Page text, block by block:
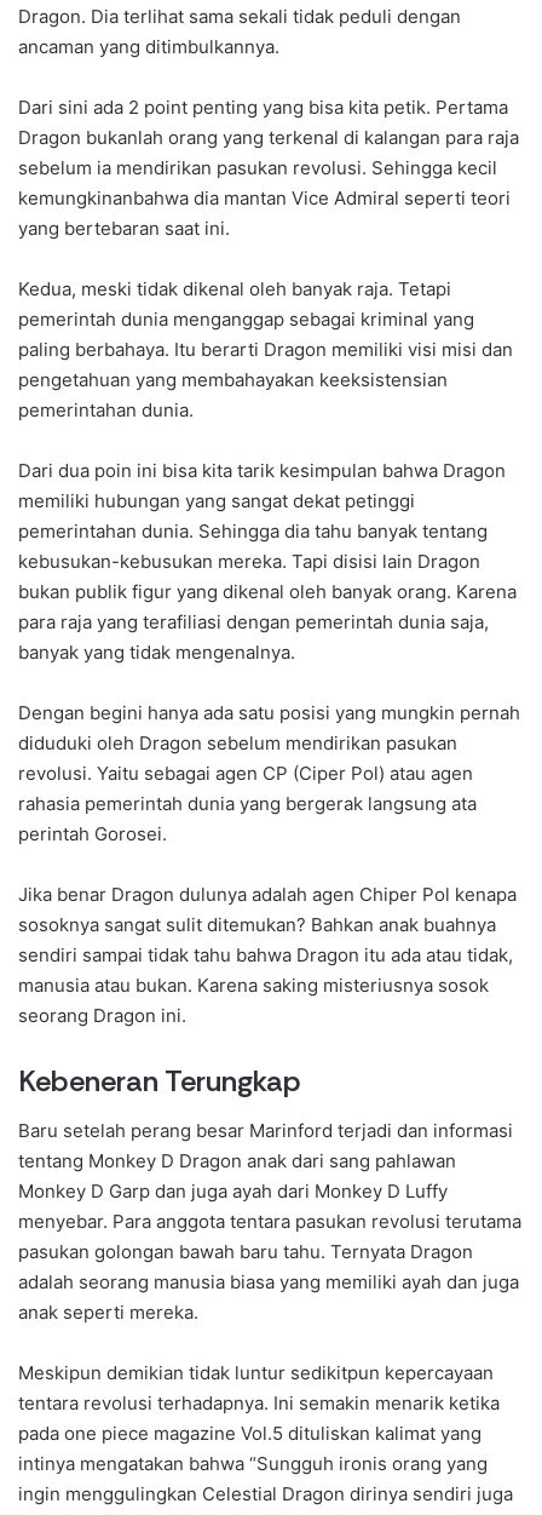
Dragon. Dia terlihat sama sekali tidak peduli dengan
ancaman yang ditimbulkannya.
Dari sini ada 2 point penting yang bisa kita petik. Pertama
Dragon bukanlah orang yang terkenal di kalangan para raja
sebelum ia mendirikan pasukan revolusi. Sehingga kecil
kemungkinanbahwa dia mantan Vice Admiral seperti teori
yang bertebaran saat ini.
Kedua, meski tidak dikenal oleh banyak raja. Tetapi
pemerintah dunia menganggap sebagai kriminal yang
paling berbahaya. Itu berarti Dragon memiliki visi misi dan
pengetahuan yang membahayakan keeksistensian
pemerintahan dunia.
Dari dua poin ini bisa kita tarik kesimpulan bahwa Dragon
memiliki hubungan yang sangat dekat petinggi
pemerintahan dunia. Sehingga dia tahu banyak tentang
kebusukan-kebusukan mereka. Tapi disisi lain Dragon
bukan publik figur yang dikenal oleh banyak orang. Karena
para raja yang terafiliasi dengan pemerintah dunia saja,
banyak yang tidak mengenalnya.
Dengan begini hanya ada satu posisi yang mungkin pernah
diduduki oleh Dragon sebelum mendirikan pasukan
revolusi. Yaitu sebagai agen CP (Ciper Pol) atau agen
rahasia pemerintah dunia yang bergerak langsung ata
perintah Gorosei.
Jika benar Dragon dulunya adalah agen Chiper Pol kenapa
sosoknya sangat sulit ditemukan? Bahkan anak buahnya
sendiri sampai tidak tahu bahwa Dragon itu ada atau tidak,
manusia atau bukan. Karena saking misteriusnya sosok
seorang Dragon ini.
Kebeneran Terungkap
Baru setelah perang besar Marinford terjadi dan informasi
tentang Monkey D Dragon anak dari sang pahlawan
Monkey D Garp dan juga ayah dari Monkey D Luffy
menyebar. Para anggota tentara pasukan revolusi terutama
pasukan golongan bawah baru tahu. Ternyata Dragon
adalah seorang manusia biasa yang memiliki ayah dan juga
anak seperti mereka.
Meskipun demikian tidak luntur sedikitpun kepercayaan
tentara revolusi terhadapnya. Ini semakin menarik ketika
pada one piece magazine Vol.5 dituliskan kalimat yang
intinya mengatakan bahwa “Sungguh ironis orang yang
ingin menggulingkan Celestial Dragon dirinya sendiri juga